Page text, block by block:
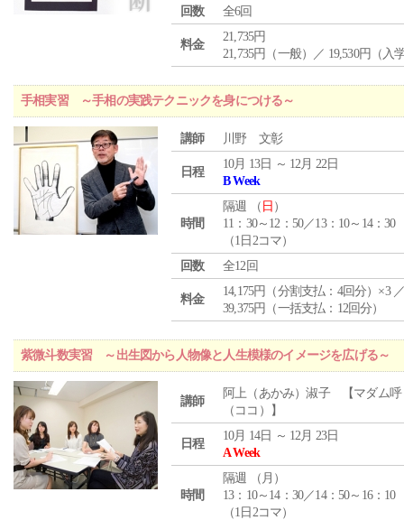
回数
全6回
料金
21,735円
21,735円（一般）／ 19,530円（入
手相実習 ～手相の実践テクニックを身につける～
講師 川野 文彰
日程
10月 13日 ～ 12月 22日
B Week
時間
隔週 （ 日 ）
11：30～12：50／13：10～14：30
（1日2コマ）
回数
全12回
料金
14,175円（分割支払：4回分）×3
39,375円（一括支払：12回分）
紫微斗数実習 ～出生図から人物像と人生模様のイメージを広げる～
講師
阿上（あかみ）淑子 【マダム呼
（ココ）】
日程
10月 14日 ～ 12月 23日
A Week
時間
隔週 （ 月 ）
13：10～14：30／14：50～16：10
（1日2コマ）